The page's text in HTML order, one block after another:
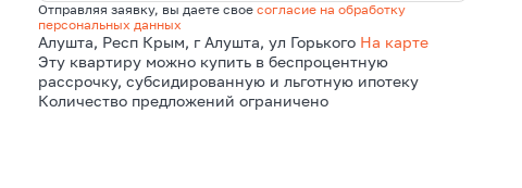
Отправляя заявку, вы даете своесогласие на обработку
персональных данных
Алушта, Респ Крым, г Алушта, ул Горького На карте
Эту квартиру можно купить в беспроцентную
рассрочку, субсидированную и льготную ипотеку
Количество предложений ограничено